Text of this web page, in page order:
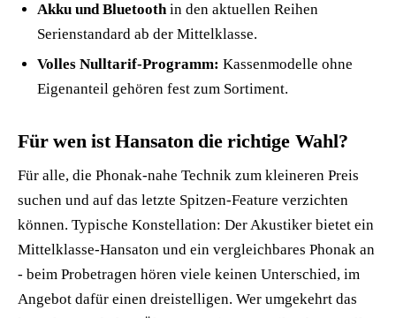
Akku und Bluetoothin den aktuellen Reihen
Serienstandard ab der Mittelklasse.
Volles Nulltarif-Programm: Kassenmodelle ohne
Eigenanteil gehören fest zum Sortiment.
Für wen ist Hansaton die richtige Wahl?
Für alle, die Phonak-nahe Technik zum kleineren Preis
suchen und auf das letzte Spitzen-Feature verzichten
können. Typische Konstellation: Der Akustiker bietet ein
Mittelklasse-Hansaton und ein vergleichbares Phonak an
- beim Probetragen hören viele keinen Unterschied, im
Angebot dafür einen dreistelligen. Wer umgekehrt das